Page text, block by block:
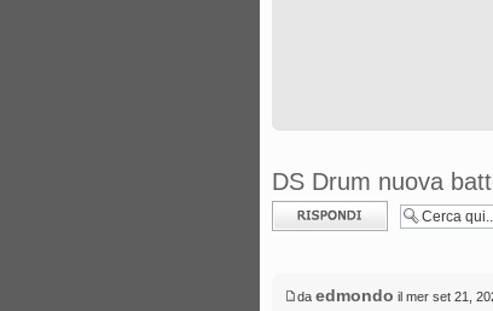
DS Drum nuova
Rispondi al
messaggio
da edmondo il mer set 21,